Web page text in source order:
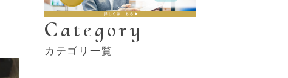
Category
カテゴリ一覧